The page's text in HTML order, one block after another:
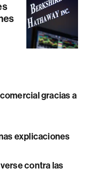
gracias a
explicaciones
contra las